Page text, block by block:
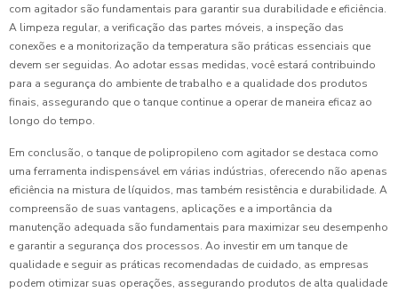
com agitador são fundamentais para garantir sua durabilidade e eficiência.
A limpeza regular, a verificação das partes móveis, a inspeção das
conexões e a monitorização da temperatura são práticas essenciais que
devem ser seguidas. Ao adotar essas medidas, você estará contribuindo
para a segurança do ambiente de trabalho e a qualidade dos produtos
finais, assegurando que o tanque continue a operar de maneira eficaz ao
longo do tempo.
Em conclusão, o tanque de polipropileno com agitador se destaca como
uma ferramenta indispensável em várias indústrias, oferecendo não apenas
eficiência na mistura de líquidos, mas também resistência e durabilidade. A
compreensão de suas vantagens, aplicações e a importância da
manutenção adequada são fundamentais para maximizar seu desempenho
e garantir a segurança dos processos. Ao investir em um tanque de
qualidade e seguir as práticas recomendadas de cuidado, as empresas
podem otimizar suas operações, assegurando produtos de alta qualidade